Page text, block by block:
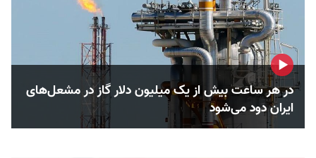
در هر ساعت بیش از یک میلیون دلار گاز در مشعل‌های
ایران دود می‌شود